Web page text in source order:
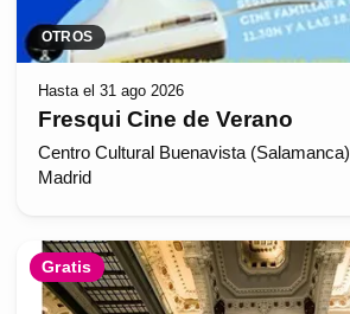
OTROS
Hasta el 31 ago 2026
Fresqui Cine de Verano
Centro Cultural Buenavista (Salamanca)
Madrid
Gratis